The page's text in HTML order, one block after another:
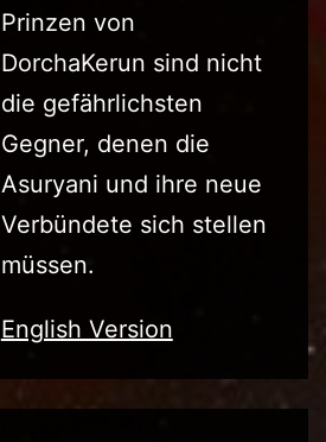
Prinzen von
DorchaKerun sind nicht
die gefährlichsten
Gegner, denen die
Asuryani und ihre neue
Verbündete sich stellen
müssen.
English Version